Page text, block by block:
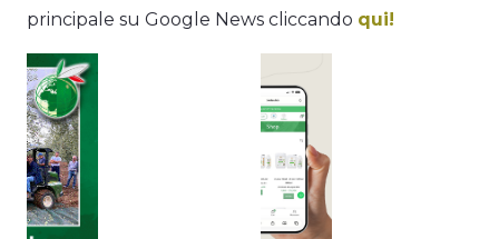
principale su Google News cliccando qui!